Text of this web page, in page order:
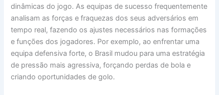
dinâmicas do jogo. As equipas de sucesso frequentemente
analisam as forças e fraquezas dos seus adversários em
tempo real, fazendo os ajustes necessários nas formações
e funções dos jogadores. Por exemplo, ao enfrentar uma
equipa defensiva forte, o Brasil mudou para uma estratégia
de pressão mais agressiva, forçando perdas de bola e
criando oportunidades de golo.